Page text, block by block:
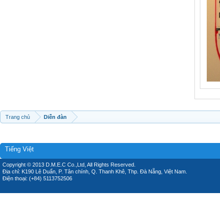
Trang chủ Diễn đàn
Tiếng Việt
Copyright © 2013 D.M.E.C Co.,Ltd, All Rights Reserved.
Địa chỉ: K190 Lê Duẩn, P. Tân chính, Q. Thanh Khê, Thp. Đà Nẵng, Việt Nam.
Điện thoại: (+84) 5113752506